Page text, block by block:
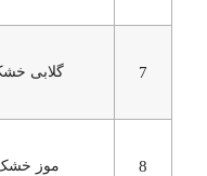
7 گلابی
8 موز